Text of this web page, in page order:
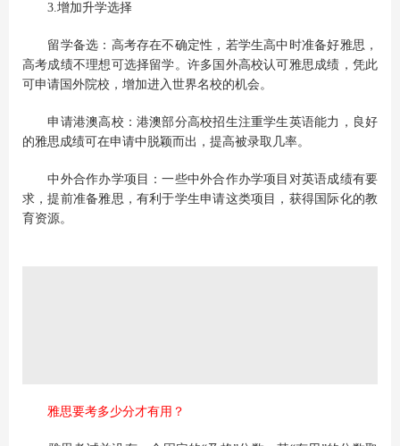
3.增加升学选择
留学备选：高考存在不确定性，若学生高中时准备好雅思，
高考成绩不理想可选择留学。许多国外高校认可雅思成绩，凭此
可申请国外院校，增加进入世界名校的机会。
申请港澳高校：港澳部分高校招生注重学生英语能力，良好
的雅思成绩可在申请中脱颖而出，提高被录取几率。
中外合作办学项目：一些中外合作办学项目对英语成绩有要
求，提前准备雅思，有利于学生申请这类项目，获得国际化的教
育资源。
雅思要考多少分才有用？